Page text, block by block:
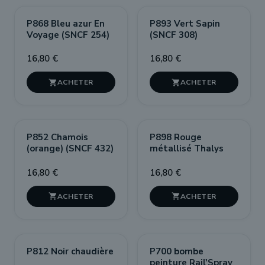
P868 Bleu azur En
Voyage (SNCF 254)
16,80 €

P893 Vert Sapin
(SNCF 308)
16,80 €

P852 Chamois
(orange) (SNCF 432)
16,80 €

P898 Rouge
métallisé Thalys
16,80 €

P812 Noir chaudière
P700 bombe
peinture Rail'Spray